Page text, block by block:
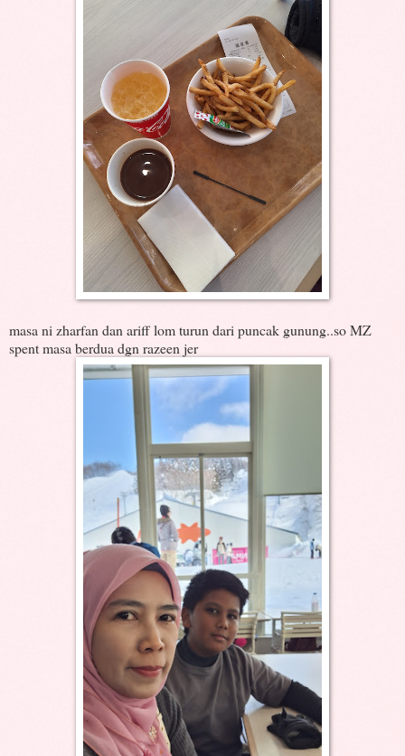
masa ni zharfan dan ariff lom turun dari puncak gunung..so MZ
spent masa berdua dgn razeen jer